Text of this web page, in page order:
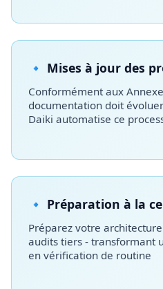
🔹 Mises à jour des
Conformément aux
documentation doit
Daiki automatise ce
🔹 Préparation à la
Préparez votre
audits tiers - transformant
en vérification de routine